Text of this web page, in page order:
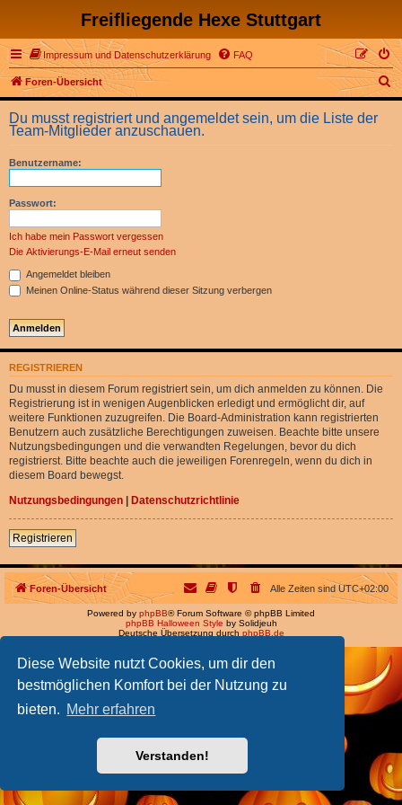
Diese Website nutzt Cookies, um dir den
bestmöglichen Komfort bei der Nutzung zu
bieten. Mehr erfahren
Verstanden!
Freifliegende Hexe Stuttgart
Impressum und Datenschutzerklärung FAQ
Foren-Übersicht
S
u
h
Du musst registriert und angemeldet sein, um die Liste der
Team-Mitglieder anzuschauen.
Benutzername:
Passwort:
Ich habe mein Passwort vergessen
Die Aktivierungs-E-Mail erneut senden
Angemeldet bleiben
Meinen Online-Status während dieser Sitzung verbergen
REGISTRIEREN
Du musst in diesem Forum registriert sein, um dich anmelden zu können. Die
Registrierung ist in wenigen Augenblicken erledigt und ermöglicht dir, auf
weitere Funktionen zuzugreifen. Die Board-Administration kann registrierten
Benutzern auch zusätzliche Berechtigungen zuweisen. Beachte bitte unsere
Nutzungsbedingungen und die verwandten Regelungen, bevor du dich
registrierst. Bitte beachte auch die jeweiligen Forenregeln, wenn du dich in
diesem Board bewegst.
Nutzungsbedingungen | Datenschutzrichtlinie
Registrieren
Foren-Übersicht Alle Zeiten sindUTC+02:00
Powered by phpBB® Forum Software © phpBB Limited
phpBB Halloween Style by Solidjeuh
Deutsche Übersetzung durch phpBB.de